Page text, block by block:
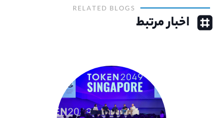
RELATED BLOGS
اخبار مرتبط